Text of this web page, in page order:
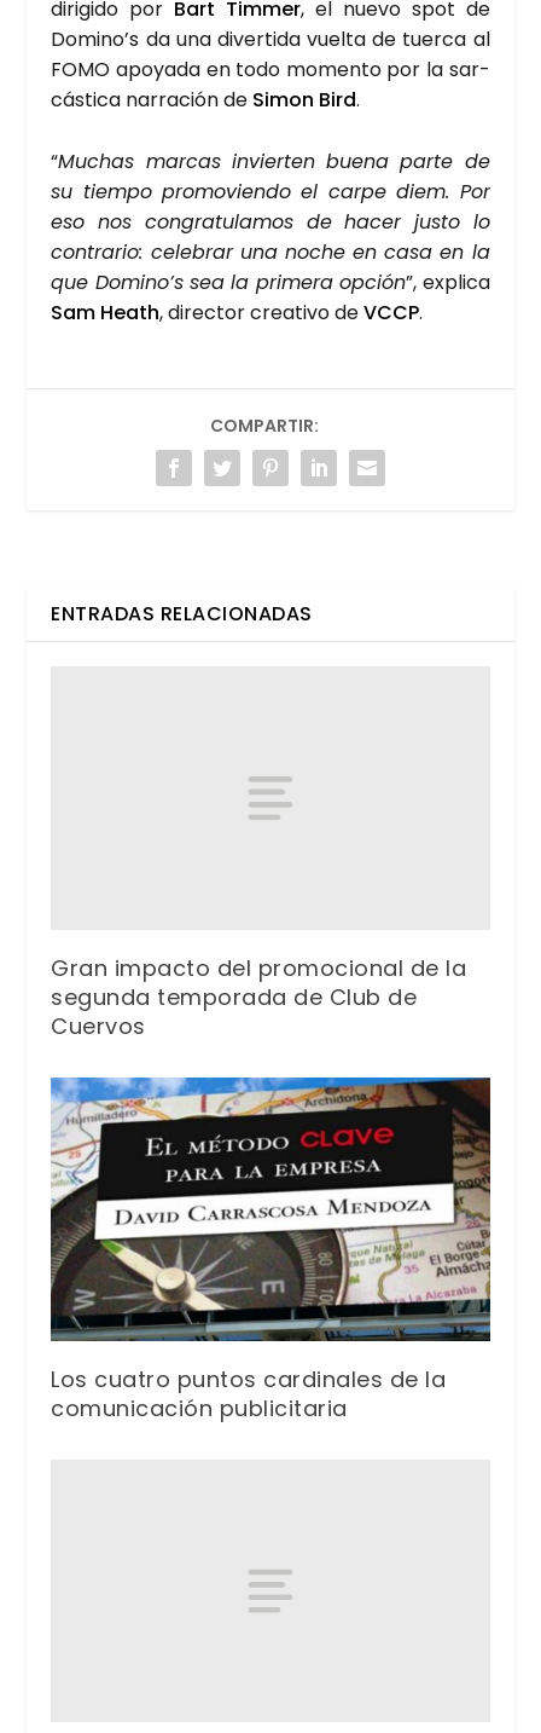
diri­gi­do por Bart Tim­mer, el nue­vo spot de
Domi­no’s da una diver­ti­da vuel­ta de tuer­ca al
FOMO apo­ya­da en todo momen­to por la sar­
cás­ti­ca narra­ción de Simon Bird.
“Muchas mar­cas invier­ten bue­na par­te de
su tiem­po pro­mo­vien­do el car­pe diem. Por
eso nos con­gra­tu­la­mos de hacer jus­to lo
con­tra­rio: cele­brar una noche en casa en la
que Domi­no’s sea la pri­me­ra opción”, expli­ca
Sam Heath, direc­tor crea­ti­vo deVCCP.
COMPARTIR:
ENTRADAS RELACIONADAS
Gran impacto del promocional de la
segunda temporada de Club de
Cuervos
Los cuatro puntos cardinales de la
comunicación publicitaria